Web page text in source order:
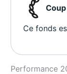
Ce fonds
Performance